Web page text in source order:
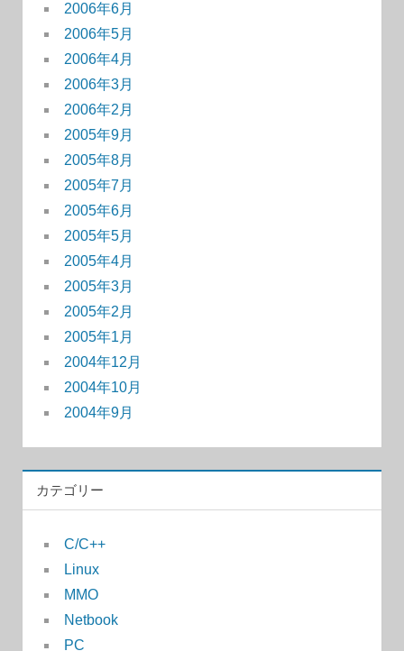
2006年6月
2006年5月
2006年4月
2006年3月
2006年2月
2005年9月
2005年8月
2005年7月
2005年6月
2005年5月
2005年4月
2005年3月
2005年2月
2005年1月
2004年12月
2004年10月
2004年9月
カテゴリー
C/C++
Linux
MMO
Netbook
PC